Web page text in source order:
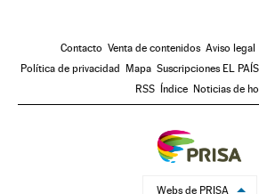
Contacto Venta de contenidos Aviso legal
Política de privacidad Mapa Suscripciones EL PAÍS
RSS Índice Noticias de
Webs de PRISA